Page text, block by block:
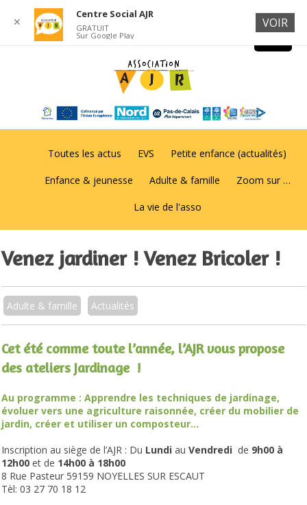
Toutes les actus EVS Petite enfance (actualités)
Enfance & jeunesse Adulte & famille Zoom sur …
La vie de l'asso
Venez jardiner ! Venez Bricoler !
Adulte & famille Actualités
Cet été comme toute l’année, l’AJR vous propose
des ateliers Jardinage !
Au programme : Apprendre les techniques de jardinage,
évoluer vers une agriculture raisonnée, créer du mobilier de
jardin, créer et utiliser un composteur…
Inscription au siège de l’AJR : Du Lundi auVendredi de 9h00 à
12h00 et de 14h00 à 18h00
8 Rue Pasteur 59159 NOYELLES SUR ESCAUT
Tèl: 03 27 70 18 12
✕
Centre Social AJR
GRATUIT
Sur Google Play
VOIR